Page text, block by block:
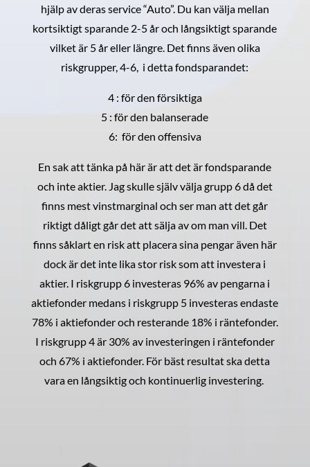
hjälp av deras service “Auto”. Du kan välja mellan
kortsiktigt sparande 2-5 år och långsiktigt sparande
vilket är 5 år eller längre. Det finns även olika
riskgrupper, 4-6, i detta fondsparandet:
4 : för den försiktiga
5 : för den balanserade
6: för den offensiva
En sak att tänka på här är att det är fondsparande
och inte aktier. Jag skulle själv välja grupp 6 då det
finns mest vinstmarginal och ser man att det går
riktigt dåligt går det att sälja av om man vill. Det
finns såklart en risk att placera sina pengar även här
dock är det inte lika stor risk som att investera i
aktier. I riskgrupp 6 investeras 96% av pengarna i
aktiefonder medans i riskgrupp 5 investeras endaste
78% i aktiefonder och resterande 18% i räntefonder.
I riskgrupp 4 är 30% av investeringen i räntefonder
och 67% i aktiefonder. För bäst resultat ska detta
vara en långsiktig och kontinuerlig investering.